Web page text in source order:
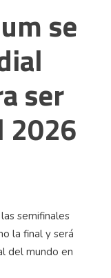
se
ser
2026
semifinales
la final y será
del mundo en